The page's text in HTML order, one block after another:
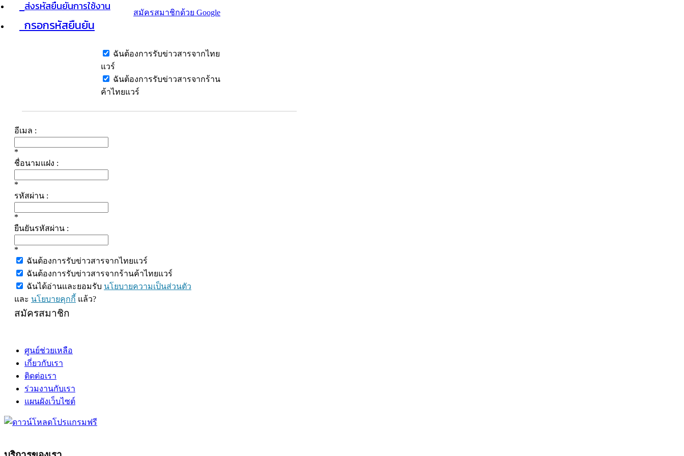
ส่งรหัสยืนยันการใช้งาน
กรอกรหัสยืนยัน
สมัครสมาชิกด้วย Google
ฉันต้องการรับข่าวสารจากไทย
แวร์
ฉันต้องการรับข่าวสารจากร้าน
ค้าไทยแวร์
อีเมล :
*
ชื่อนามแฝง :
*
รหัสผ่าน :
*
ยืนยันรหัสผ่าน :
*
ฉันต้องการรับข่าวสารจากไทยแวร์
ฉันต้องการรับข่าวสารจากร้านค้าไทยแวร์
ฉันได้อ่านและยอมรับ นโยบายความเป็นส่วนตัว
และ นโยบายคุกกี้ แล้ว?
สมัครสมาชิก
ศูนย์ช่วยเหลือ
เกี่ยวกับเรา
ติดต่อเรา
ร่วมงานกับเรา
แผนผังเว็บไซต์